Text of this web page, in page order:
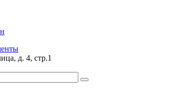
д. 4, стр.1